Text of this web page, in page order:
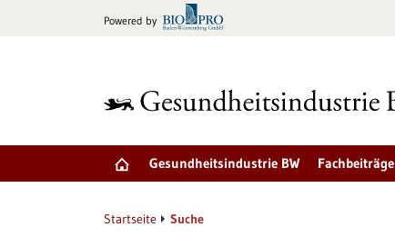
Powered by
Gesundheitsindustrie BW Fachbeiträge
Startseite Suche